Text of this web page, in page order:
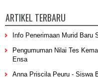
ARTIKEL TERBARU
Info Penerimaan Murid Baru
Pengumuman Nilai Tes
Ensa
Anna Priscila Peuru - Siswa